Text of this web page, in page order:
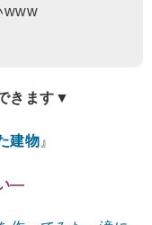
www
きます▼
建物 』
―